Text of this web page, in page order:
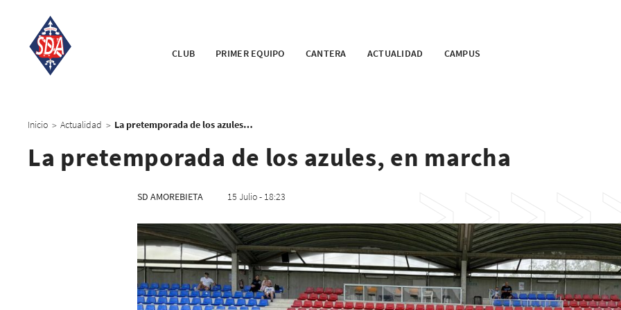
CLUB PRIMER EQUIPO CANTERA ACTUALIDAD CAMPUS
Inicio > Actualidad > La pretemporada de los azules, en marcha
La pretemporada de los azules, en marcha
SD AMOREBIETA 15 Julio - 18:23